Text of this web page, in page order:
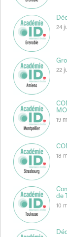
24
22
19
18
de
10